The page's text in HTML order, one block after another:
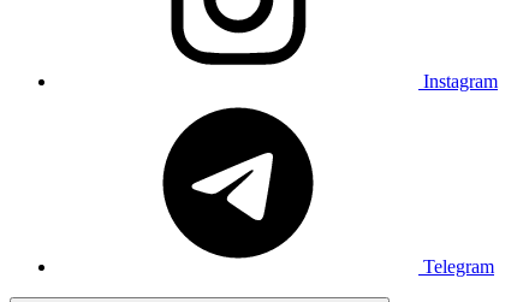
Instagram
Telegram